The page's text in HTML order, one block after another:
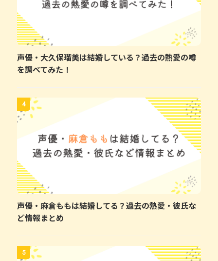
声優・大久保瑠美は結婚している？過去の熱愛の噂
を調べてみた！
4
声優・麻倉ももは結婚してる？過去の熱愛・彼氏な
ど情報まとめ
5